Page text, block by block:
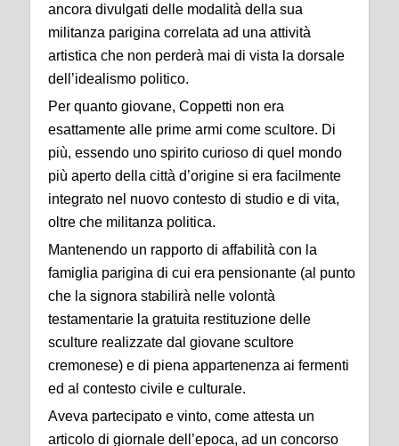
ancora divulgati delle modalità della sua
militanza parigina correlata ad una attività
artistica che non perderà mai di vista la dorsale
dell’idealismo politico.
Per quanto giovane, Coppetti non era
esattamente alle prime armi come scultore. Di
più, essendo uno spirito curioso di quel mondo
più aperto della città d’origine si era facilmente
integrato nel nuovo contesto di studio e di vita,
oltre che militanza politica.
Mantenendo un rapporto di affabilità con la
famiglia parigina di cui era pensionante (al punto
che la signora stabilirà nelle volontà
testamentarie la gratuita restituzione delle
sculture realizzate dal giovane scultore
cremonese) e di piena appartenenza ai fermenti
ed al contesto civile e culturale.
Aveva partecipato e vinto, come attesta un
articolo di giornale dell’epoca, ad un concorso